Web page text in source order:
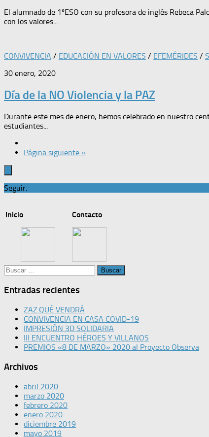
El alumnado de 1ºESO con su profesora de inglés Rebeca
con los valores...
CONVIVENCIA / EDUCACIÓN EN VALORES / EFEMÉRIDES /
30 enero, 2020
Día de la NO Violencia y la PAZ
Durante este mes de enero, hemos celebrado en nuestro
estudiantes...
Página siguiente »
Seguir:
Inicio Contacto
Buscar:
Entradas recientes
ZAZ.QUÉ VENDRÁ
CONVIVENCIA EN CASA COVID-19
IMPRESIÓN 3D SOLIDARIA
III ENCUENTRO HÉROES Y VILLANOS
PREMIOS «8 DE MARZO» 2020 al Proyecto Observa
Archivos
abril 2020
marzo 2020
febrero 2020
enero 2020
diciembre 2019
mayo 2019